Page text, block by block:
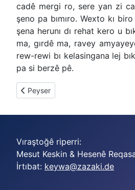
cadê mergi ro, sere yan zi
şeno pa bımıro. Wexto kı
şena herunı dı rehat kero u
ma, gırdê ma, ravey
rew-rewi bı kelasingana lej
pa si berzê pê.
Previous article: Kapok
Peyser
Vıraştoğê riperri:
Mesut Keskin & Hesenê
İrtıbat: keywa@zazaki.de